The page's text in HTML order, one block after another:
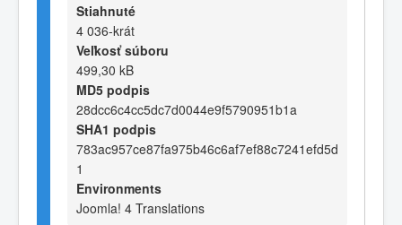
Stiahnuté
4 036-krát
Veľkosť súboru
499,30 kB
MD5 podpis
28dcc6c4cc5dc7d0044e9f5790951b1a
SHA1 podpis
783ac957ce87fa975b46c6af7ef88c7241efd5d
1
Environments
Joomla! 4 Translations